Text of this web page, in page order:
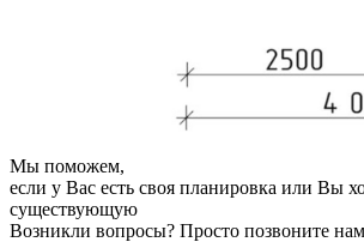
Мы поможем,
если у Вас есть своя планировка или Вы
существующую
Возникли вопросы? Просто позвоните